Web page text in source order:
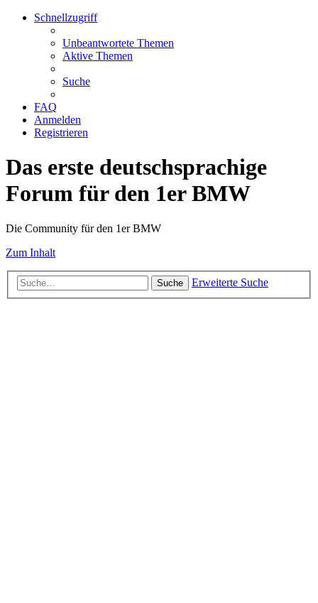
Schnellzugriff
Unbeantwortete Themen
Aktive Themen
Suche
FAQ
Anmelden
Registrieren
Das erste deutschsprachige
Forum für den 1er BMW
Die Community für den 1er BMW
Zum Inhalt
Suche Erweiterte Suche